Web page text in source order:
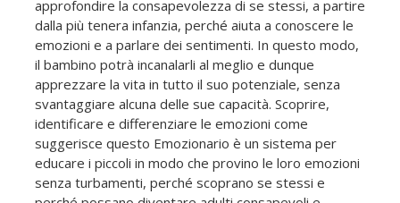
approfondire la consapevolezza di se stessi, a partire
dalla più tenera infanzia, perché aiuta a conoscere le
emozioni e a parlare dei sentimenti. In questo modo,
il bambino potrà incanalarli al meglio e dunque
apprezzare la vita in tutto il suo potenziale, senza
svantaggiare alcuna delle sue capacità. Scoprire,
identificare e differenziare le emozioni come
suggerisce questo Emozionario è un sistema per
educare i piccoli in modo che provino le loro emozioni
senza turbamenti, perché scoprano se stessi e